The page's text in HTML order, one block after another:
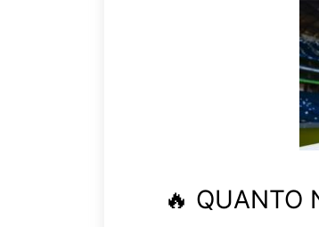
🔥 QUANTO